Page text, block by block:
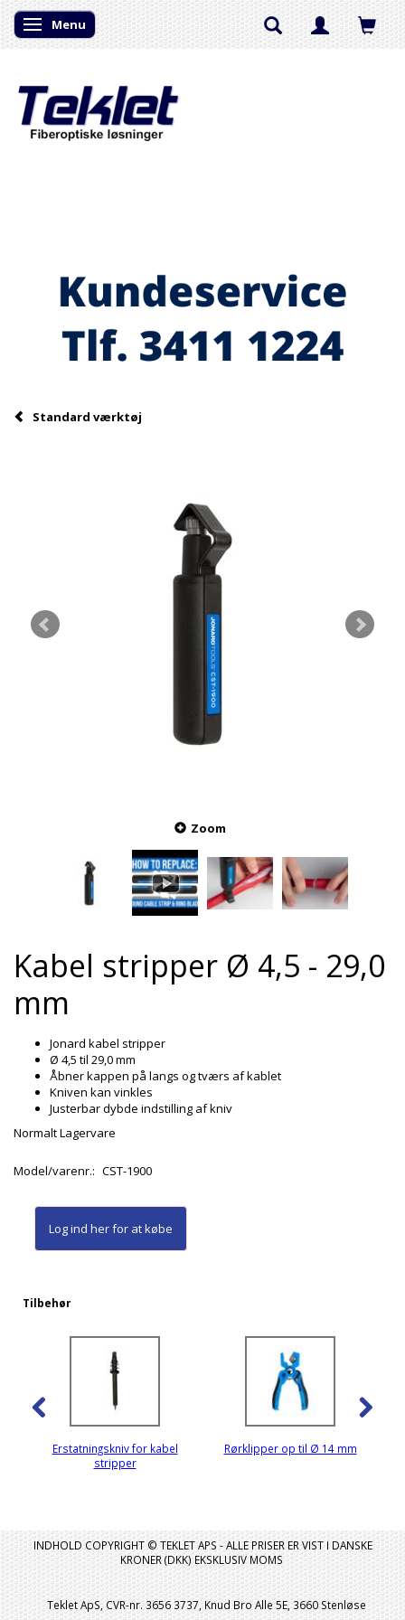
Skifte navigation
Menu
Standard værktøj
Zoom
Kabel stripper Ø 4,5 - 29,0
mm
Jonard kabel stripper
Ø 4,5 til 29,0 mm
Åbner kappen på langs og tværs af kablet
Kniven kan vinkles
Justerbar dybde indstilling af kniv
Normalt Lagervare
Model/varenr.: CST-1900
Log ind herfor at købe
Tilbehør
Erstatningskniv for kabel
stripper
Rørklipper op til Ø 14 mm
INDHOLD COPYRIGHT © TEKLET APS - ALLE PRISER ER VIST I DANSKE
KRONER (DKK) EKSKLUSIV MOMS
Teklet ApS, CVR-nr. 3656 3737, Knud Bro Alle 5E, 3660 Stenløse